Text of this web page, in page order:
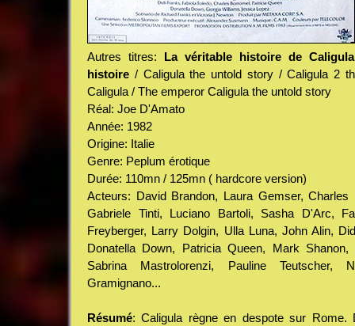
Autres titres: La véritable histoire de Caligula
histoire / Caligula the untold story / Caligula 2
Caligula / The emperor Caligula the untold story
Réal: Joe D'Amato
Année: 1982
Origine: Italie
Genre: Peplum érotique
Durée: 110mn / 125mn ( hardcore version)
Acteurs: David Brandon, Laura Gemser, Charles
Gabriele Tinti, Luciano Bartoli, Sasha D'Arc,
Freyberger, Larry Dolgin, Ulla Luna, John Alin,
Donatella Down, Patricia Queen, Mark
Sabrina Mastrolorenzi, Pauline Teutscher,
Gramignano...
Résumé: Caligula règne en despote sur Rome.